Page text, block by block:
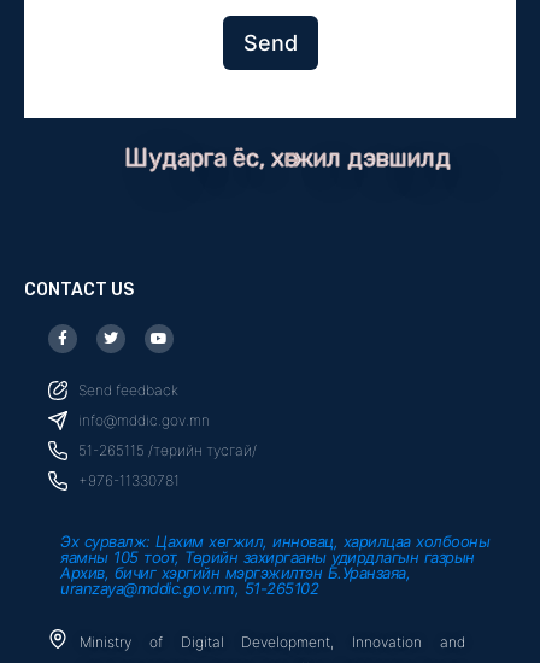
Send
Шударга ёс, хөгжил дэвшилд
CONTACT US
F
a
c
b
o
o
k
f
T
w
i
t
e
r
Y
o
u
u
b
e
Send feedback
info@mddic.gov.mn
51-265115 /төрийн тусгай/
+976-11330781
Эх сурвалж: Цахим хөгжил, инновац, харилцаа холбооны
яамны 105 тоот, Төрийн захиргааны удирдлагын газрын
Архив, бичиг хэргийн мэргэжилтэн Б.Уранзаяа,
uranzaya@mddic.gov.mn, 51-265102
Ministry of Digital Development, Innovation and